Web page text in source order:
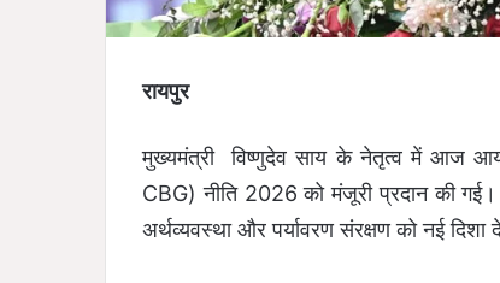
रायपुर
मुख्यमंत्री विष्णुदेव साय के नेतृत्व में आज
CBG) नीति 2026 को मंजूरी प्रदान की गई।
अर्थव्यवस्था और पर्यावरण संरक्षण को नई दिशा